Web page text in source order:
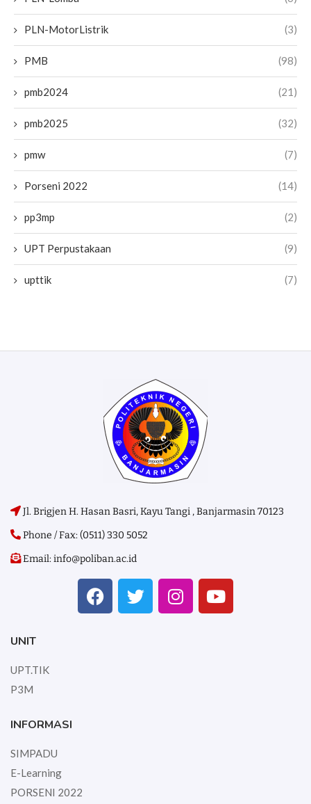
PLN-MotorListrik (3)
PMB (98)
pmb2024 (21)
pmb2025 (32)
pmw (7)
Porseni 2022 (14)
pp3mp (2)
UPT Perpustakaan (9)
upttik (7)
Jl. Brigjen H. Hasan Basri, Kayu Tangi , Banjarmasin 70123
Phone / Fax: (0511) 330 5052
Email: info@poliban.ac.id
UNIT
UPT.TIK
P3M
INFORMASI
SIMPADU
E-Learning
PORSENI 2022